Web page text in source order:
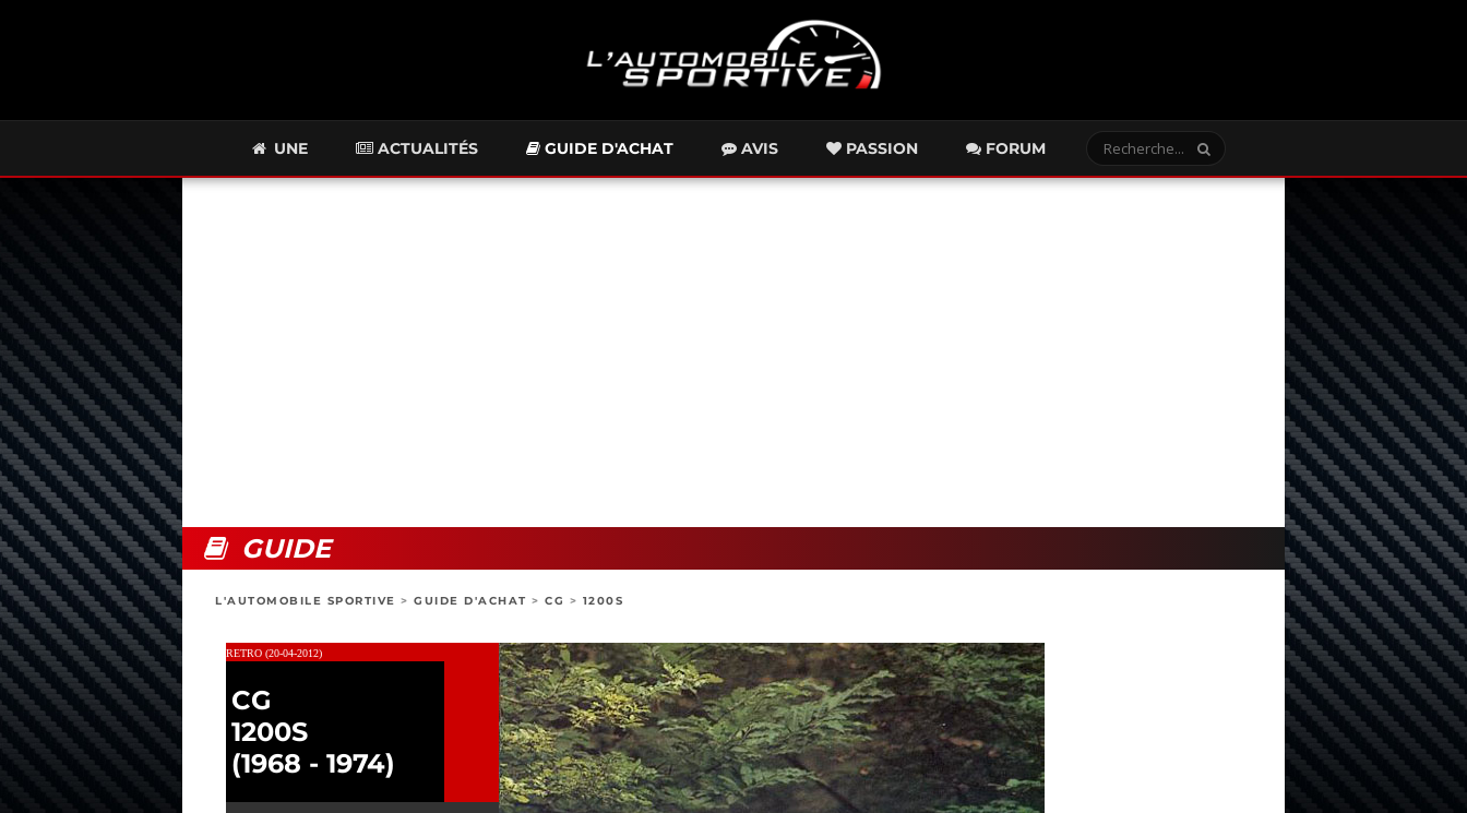
UNE ACTUALITÉS GUIDE D'ACHAT AVIS PASSION FORUM
GUIDE
L'AUTOMOBILE SPORTIVE > GUIDE D'ACHAT > CG > 1200S
RETRO (20-04-2012)
CG
1200S
(1968 - 1974)